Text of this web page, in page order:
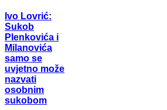
Ivo Lovrić:
Sukob
Plenkovića i
Milanovića
samo se
uvjetno može
nazvati
osobnim
sukobom